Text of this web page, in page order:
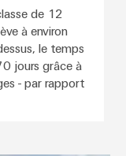
de 12
à environ
le temps
jours grâce à
- par rapport